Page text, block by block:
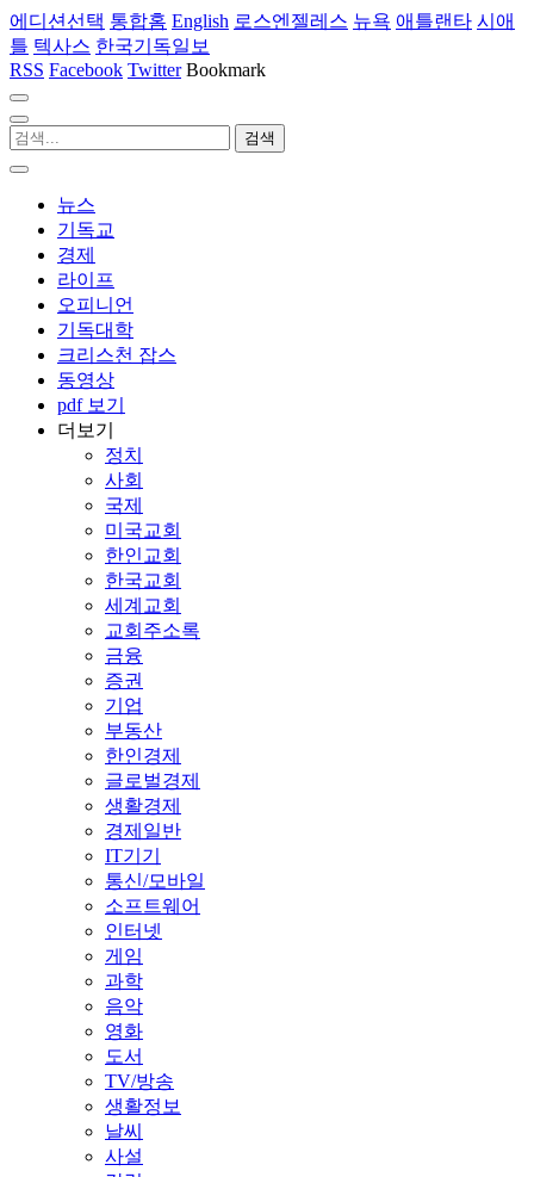
에디션선택 통합홈 English 로스엔젤레스 뉴욕 애틀랜타 시애
틀 텍사스 한국기독일보
RSS Facebook Twitter Bookmark
뉴스
기독교
경제
라이프
오피니언
기독대학
크리스천 잡스
동영상
pdf 보기
더보기
정치
사회
국제
미국교회
한인교회
한국교회
세계교회
교회주소록
금융
증권
기업
부동산
한인경제
글로벌경제
생활경제
경제일반
IT기기
통신/모바일
소프트웨어
인터넷
게임
과학
음악
영화
도서
TV/방송
생활정보
날씨
사설